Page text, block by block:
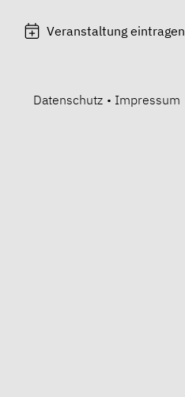
Veranstaltung eintragen
Datenschutz • Impressum